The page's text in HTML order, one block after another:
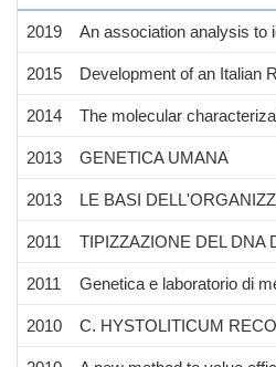
2019 An association analysis to
2015 Development of an Italian
2014 The molecular
2013 GENETICA UMANA
2013 LE BASI
2011 TIPIZZAZIONE DEL DNA
2011 Genetica e laboratorio di
2010 C. HYSTOLITICUM